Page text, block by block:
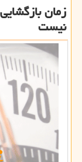
زمان
نیست